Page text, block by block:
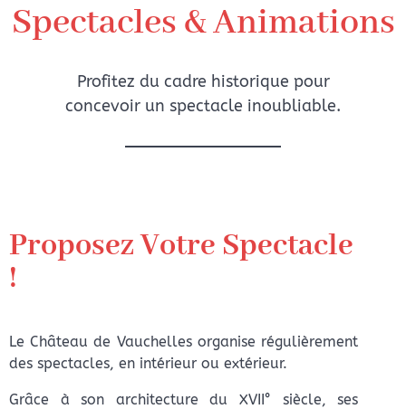
Spectacles & Animations
Profitez du cadre historique pour
concevoir un spectacle inoubliable.
Proposez Votre Spectacle
!
Le Château de Vauchelles organise régulièrement
des spectacles, en intérieur ou extérieur.
Grâce à son architecture du XVII° siècle, ses